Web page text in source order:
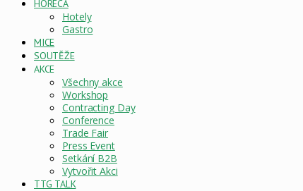
HORECA
Hotely
Gastro
MICE
SOUTĚŽE
AKCE
Všechny akce
Workshop
Contracting Day
Conference
Trade Fair
Press Event
Setkání B2B
Vytvořit Akci
TTG TALK